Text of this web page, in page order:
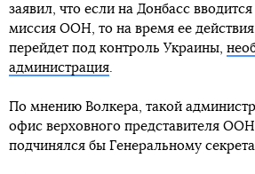
заявил, что если на Донбасс
миссия ООН, то на время ее
перейдет под контроль Украины,
администрация.
По мнению Волкера, такой
офис верховного представителя
подчинялся бы Генеральному